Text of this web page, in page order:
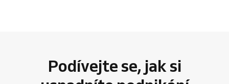
Podívejte se, jak si